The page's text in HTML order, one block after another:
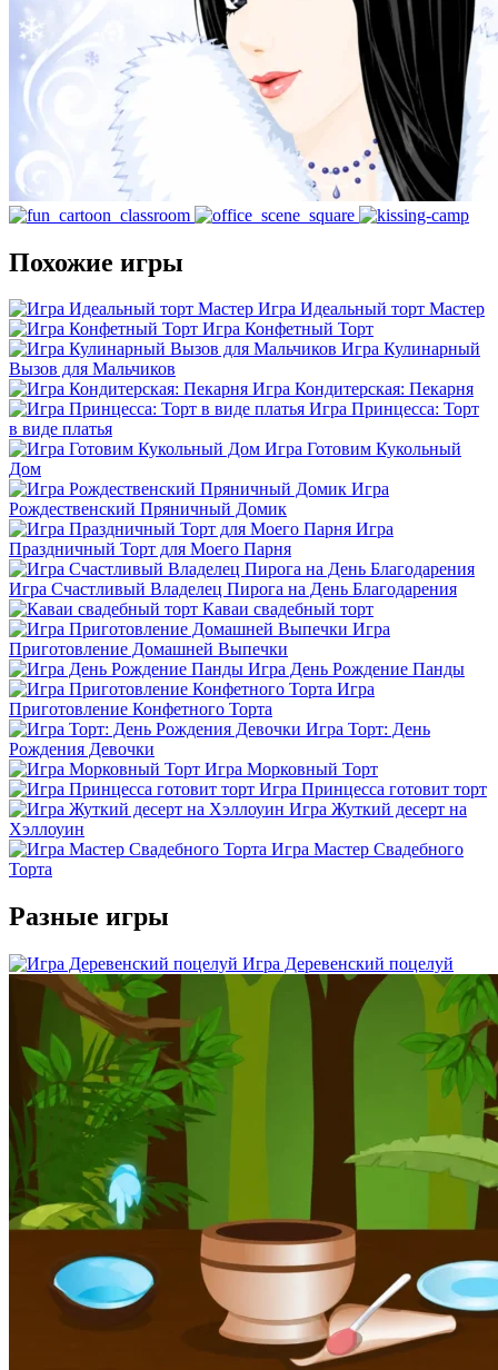
Похожие игры
Игра Идеальный торт Мастер
Игра Конфетный Торт
Игра Кулинарный
Вызов для Мальчиков
Игра Кондитерская: Пекарня
Игра Принцесса: Торт
в виде платья
Игра Готовим Кукольный
Дом
Игра
Рождественский Пряничный Домик
Игра
Праздничный Торт для Моего Парня
Игра Счастливый Владелец Пирога на День Благодарения
Каваи свадебный торт
Игра
Приготовление Домашней Выпечки
Игра День Рождение Панды
Игра
Приготовление Конфетного Торта
Игра Торт: День
Рождения Девочки
Игра Морковный Торт
Игра Принцесса готовит торт
Игра Жуткий десерт на
Хэллоуин
Игра Мастер Свадебного
Торта
Разные игры
Игра Деревенский поцелуй